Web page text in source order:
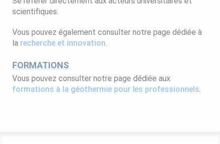
scientifiques.
Vous pouvez également consulter notre page dédiée à
la recherche et innovation.
FORMATIONS
Vous pouvez consulter notre page dédiée aux
formations à la géothermie pour les professionnels.